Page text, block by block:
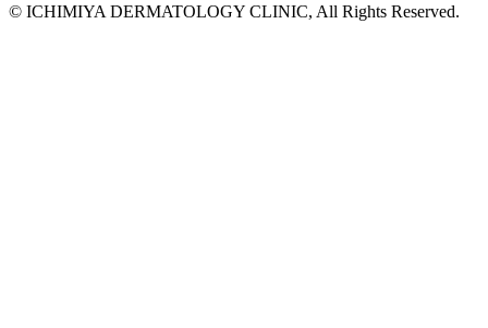
© ICHIMIYA DERMATOLOGY CLINIC, All Rights Reserved.